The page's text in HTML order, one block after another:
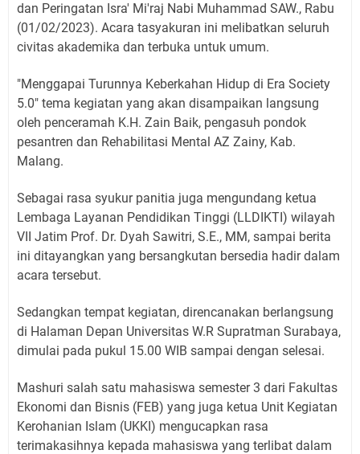
dan Peringatan Isra' Mi'raj Nabi Muhammad SAW., Rabu
(01/02/2023). Acara tasyakuran ini melibatkan seluruh
civitas akademika dan terbuka untuk umum.
"Menggapai Turunnya Keberkahan Hidup di Era Society
5.0" tema kegiatan yang akan disampaikan langsung
oleh penceramah K.H. Zain Baik, pengasuh pondok
pesantren dan Rehabilitasi Mental AZ Zainy, Kab.
Malang.
Sebagai rasa syukur panitia juga mengundang ketua
Lembaga Layanan Pendidikan Tinggi (LLDIKTI) wilayah
VII Jatim Prof. Dr. Dyah Sawitri, S.E., MM, sampai berita
ini ditayangkan yang bersangkutan bersedia hadir dalam
acara tersebut.
Sedangkan tempat kegiatan, direncanakan berlangsung
di Halaman Depan Universitas W.R Supratman Surabaya,
dimulai pada pukul 15.00 WIB sampai dengan selesai.
Mashuri salah satu mahasiswa semester 3 dari Fakultas
Ekonomi dan Bisnis (FEB) yang juga ketua Unit Kegiatan
Kerohanian Islam (UKKI) mengucapkan rasa
terimakasihnya kepada mahasiswa yang terlibat dalam